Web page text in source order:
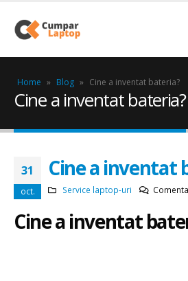
Home » Blog » Cine a inventat bateria?
Cine a inventat bateria?
31
oct.
Cine a inventat
Service laptop-uri
Cine a inventat